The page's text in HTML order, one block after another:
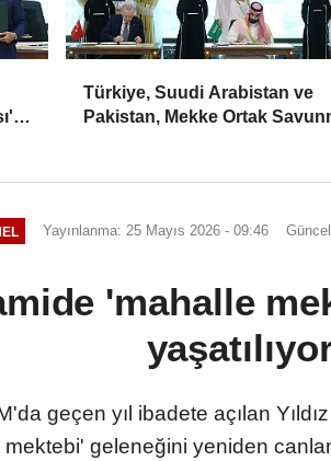
Türkiye, Suudi Arabistan ve
Pakistan, Mekke Ortak
Yayınlanma: 25 Mayıs 2026 - 09:46
'mahalle
geçen yıl ibadete açılan
geleneğini yeniden